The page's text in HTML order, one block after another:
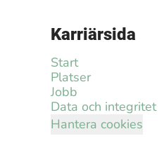
Karriärsida
Start
Platser
Jobb
Data och integritet
Hantera cookies